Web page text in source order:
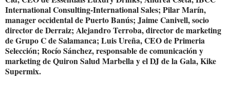
International Consulting-International Sales; Pilar Marín,
manager occidental de Puerto Banús; Jaime Canivell, socio
director de Derraiz; Alejandro Terroba, director de marketing
de Grupo C de Salamanca; Luis Ureña, CEO de Primeria
Selección; Rocío Sánchez, responsable de comunicación y
marketing de Quiron Salud Marbella y el DJ de la Gala, Kike
Supermix.